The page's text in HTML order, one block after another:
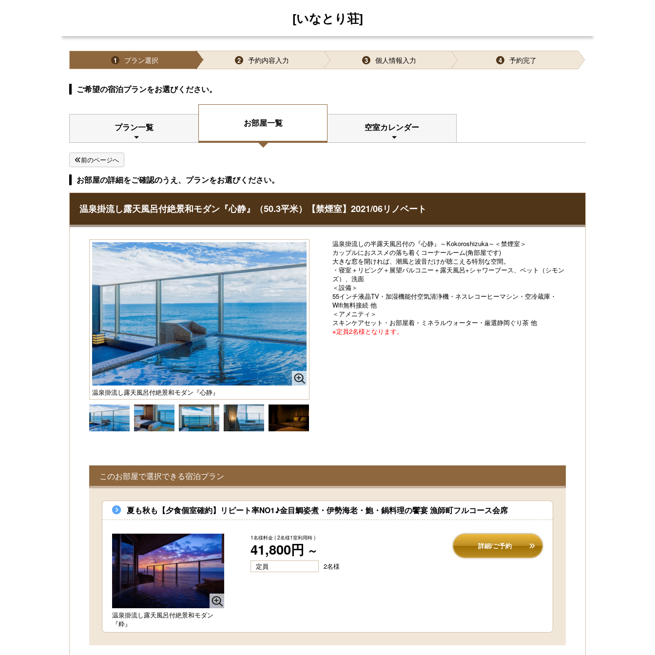
[いなとり荘]
1 プラン選択 2 予約内容入力 3 個人情報入力 4 予約完了
ご希望の宿泊プランをお選びください。
プラン一覧 お部屋一覧 空室カレンダー
前のページへ
お部屋の詳細をご確認のうえ、プランをお選びください。
温泉掛流し露天風呂付絶景和モダン『心静』（50.3平米）【禁煙室】2021/06リノベート
温泉掛流し露天風呂付絶景和モダン『心静』
温泉掛流しの半露天風呂付の『心静』～Kokoroshizuka～＜禁煙室＞
カップルにおススメの落ち着くコーナールーム(角部屋です)
大きな窓を開ければ、潮風と波音だけが聴こえる特別な空間。
・寝室＋リビング＋展望バルコニー＋露天風呂+シャワーブース、ベット（シモン
ズ）、洗面
＜設備＞
55インチ液晶TV・加湿機能付空気清浄機・ネスレコーヒーマシン・空冷蔵庫・
Wifi無料接続 他
＜アメニティ＞
スキンケアセット・お部屋着・ミネラルウォーター・厳選静岡ぐり茶 他
※定員2名様となります。
このお部屋で選択できる宿泊プラン
夏も秋も【夕食個室確約】リピート率NO1♪金目鯛姿煮・伊勢海老・鮑・鍋料理の饗宴 漁師町フルコース会席
温泉掛流し露天風呂付絶景和モダン
『粋』
1名様料金 ( 2名様1室利用時 )
41,800円 ～ 詳細/ご予約
定員 2名様